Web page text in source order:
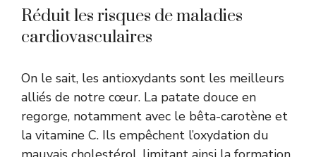
Réduit les risques de maladies
cardiovasculaires
On le sait, les antioxydants sont les meilleurs
alliés de notre cœur. La patate douce en
regorge, notamment avec le bêta-carotène et
la vitamine C. Ils empêchent l’oxydation du